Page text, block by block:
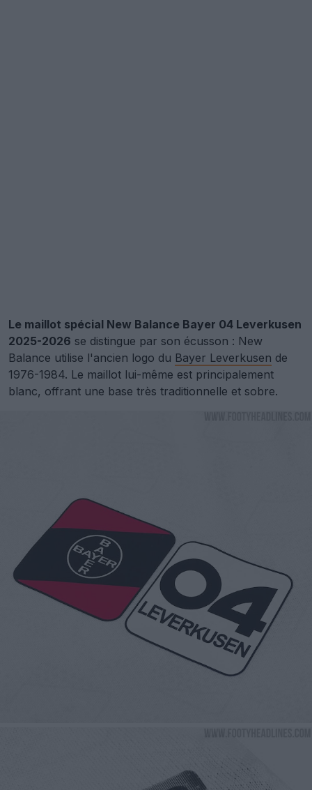
Le maillot spécial New Balance Bayer 04 Leverkusen
2025-2026 se distingue par son écusson : New
Balance utilise l'ancien logo du Bayer Leverkusen de
1976-1984. Le maillot lui-même est principalement
blanc, offrant une base très traditionnelle et sobre.